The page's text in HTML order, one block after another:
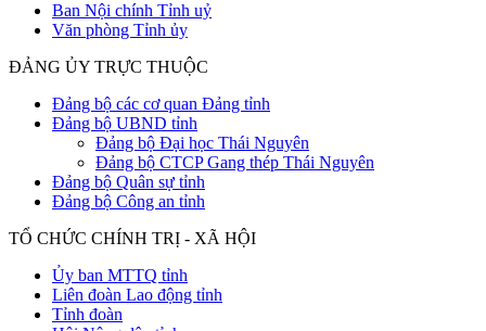
Ban Nội chính Tỉnh uỷ
Văn phòng Tỉnh ủy
ĐẢNG ỦY TRỰC THUỘC
Đảng bộ các cơ quan Đảng tỉnh
Đảng bộ UBND tỉnh
Đảng bộ Đại học Thái Nguyên
Đảng bộ CTCP Gang thép Thái Nguyên
Đảng bộ Quân sự tỉnh
Đảng bộ Công an tỉnh
TỔ CHỨC CHÍNH TRỊ - XÃ HỘI
Ủy ban MTTQ tỉnh
Liên đoàn Lao động tỉnh
Tỉnh đoàn